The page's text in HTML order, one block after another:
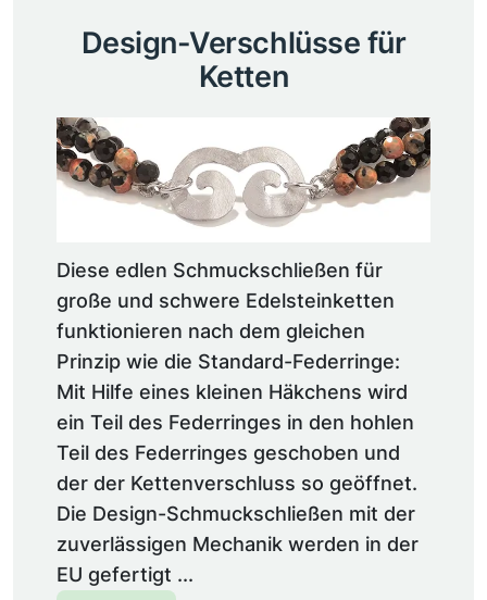
Design-Verschlüsse für
Ketten
Diese edlen Schmuckschließen für
große und schwere Edelsteinketten
funktionieren nach dem gleichen
Prinzip wie die Standard-Federringe:
Mit Hilfe eines kleinen Häkchens wird
ein Teil des Federringes in den hohlen
Teil des Federringes geschoben und
der der Kettenverschluss so geöffnet.
Die Design-Schmuckschließen mit der
zuverlässigen Mechanik werden in der
EU gefertigt ...